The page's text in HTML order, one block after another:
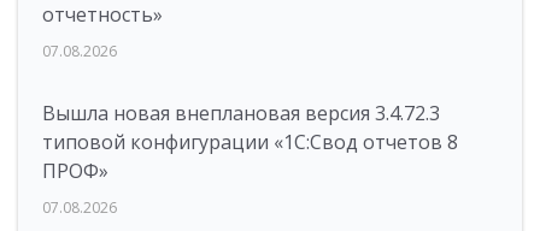
отчетность»
07.08.2026
Вышла новая внеплановая версия 3.4.72.3
типовой конфигурации «1C:Свод отчетов 8
ПРОФ»
07.08.2026